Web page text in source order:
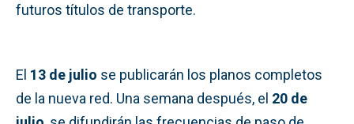
futuros títulos de transporte.
El 13 de julio se publicarán los planos completos
de la nueva red. Una semana después, el 20 de